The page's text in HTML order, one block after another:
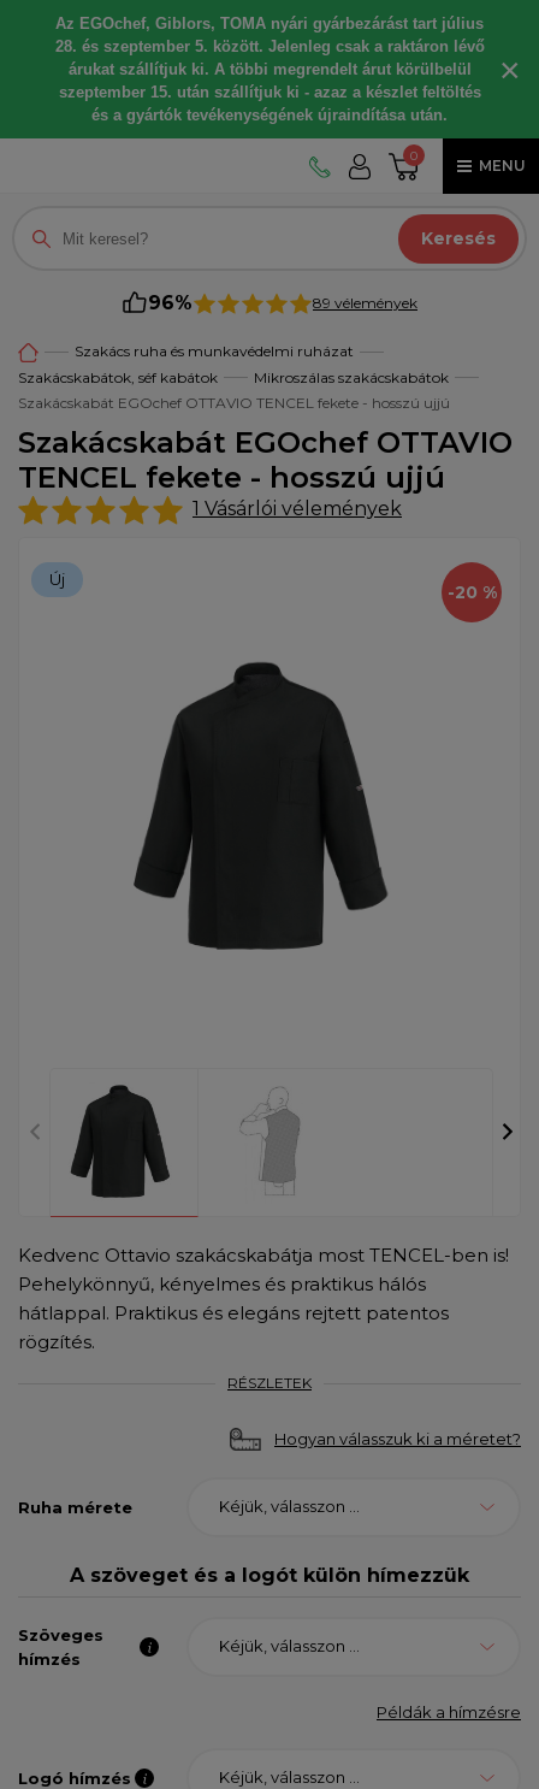
Az EGOchef, Giblors, TOMA nyári gyárbezárást tart július
28. és szeptember 5. között. Jelenleg csak a raktáron lévő
árukat szállítjuk ki. A többi megrendelt árut körülbelül
szeptember 15. után szállítjuk ki - azaz a készlet feltöltés
és a gyártók tevékenységének újraindítása után.
×
0
MENU
Keresés
96% 89 vélemények
Szakács ruha és munkavédelmi ruházat
Szakácskabátok, séf kabátok
Mikroszálas szakácskabátok
Szakácskabát EGOchef OTTAVIO TENCEL fekete - hosszú ujjú
Szakácskabát EGOchef OTTAVIO
TENCEL fekete - hosszú ujjú
1 Vásárlói vélemények
-20 %
Új
Kedvenc Ottavio szakácskabátja most TENCEL-ben is!
Pehelykönnyű, kényelmes és praktikus hálós
hátlappal. Praktikus és elegáns rejtett patentos
rögzítés.
RÉSZLETEK
Hogyan válasszuk ki a méretet?
Ruha mérete Kéjük, válasszon ...
A szöveget és a logót külön hímezzük
Szöveges
hímzés
Kéjük, válasszon ...
Példák a hímzésre
Logó hímzés Kéjük, válasszon ...